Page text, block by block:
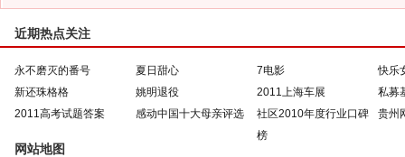
近期热点关注
永不磨灭的番号 夏日甜心 7电影
快乐
新还珠格格
姚明退役 2011上海车展
私募
2011高考试题答案
感动中国十大母亲评选
社区2010年度行业口碑
榜
贵州
网站地图